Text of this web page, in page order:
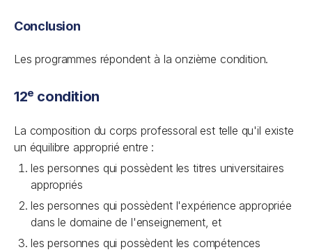
Conclusion
Les programmes répondent à la onzième condition.
12e condition
La composition du corps professoral est telle qu'il existe
un équilibre approprié entre :
les personnes qui possèdent les titres universitaires
appropriés
les personnes qui possèdent l'expérience appropriée
dans le domaine de l'enseignement, et
les personnes qui possèdent les compétences